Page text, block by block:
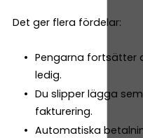
Det ger flera fördelar:
Pengarna fortsätter
ledig.
Du slipper lägga
fakturering.
Automatiska